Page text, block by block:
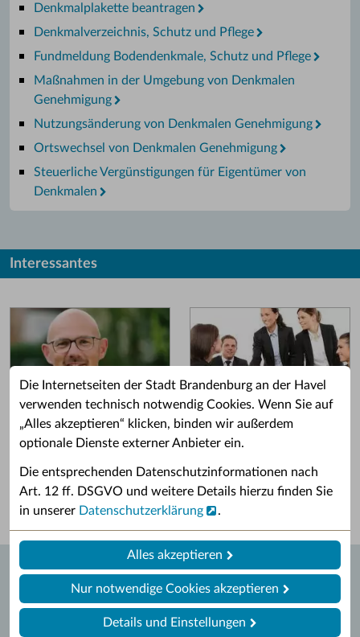
Die Internetseiten der Stadt Brandenburg an der Havel
verwenden technisch notwendig Cookies. Wenn Sie auf
„Alles akzeptieren“ klicken, binden wir außerdem
optionale Dienste externer Anbieter ein.
Die entsprechenden Datenschutzinformationen nach
Art. 12 ff. DSGVO und weitere Details hierzu finden Sie
in unserer Datenschutzerklärung .
Alles akzeptieren
Nur notwendige Cookies akzeptieren
Details und Einstellungen
Denkmalplakette beantragen
Denkmalverzeichnis, Schutz und Pflege
Fundmeldung Bodendenkmale, Schutz und Pflege
Maßnahmen in der Umgebung von Denkmalen
Genehmigung
Nutzungsänderung von Denkmalen Genehmigung
Ortswechsel von Denkmalen Genehmigung
Steuerliche Vergünstigungen für Eigentümer von
Denkmalen
Interessantes
Grußwort des OB